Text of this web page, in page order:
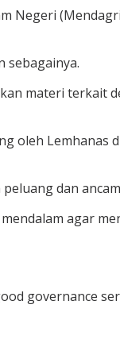
Negeri
sebagainya.
materi terkait
oleh Lemhanas
dan
agar
governance